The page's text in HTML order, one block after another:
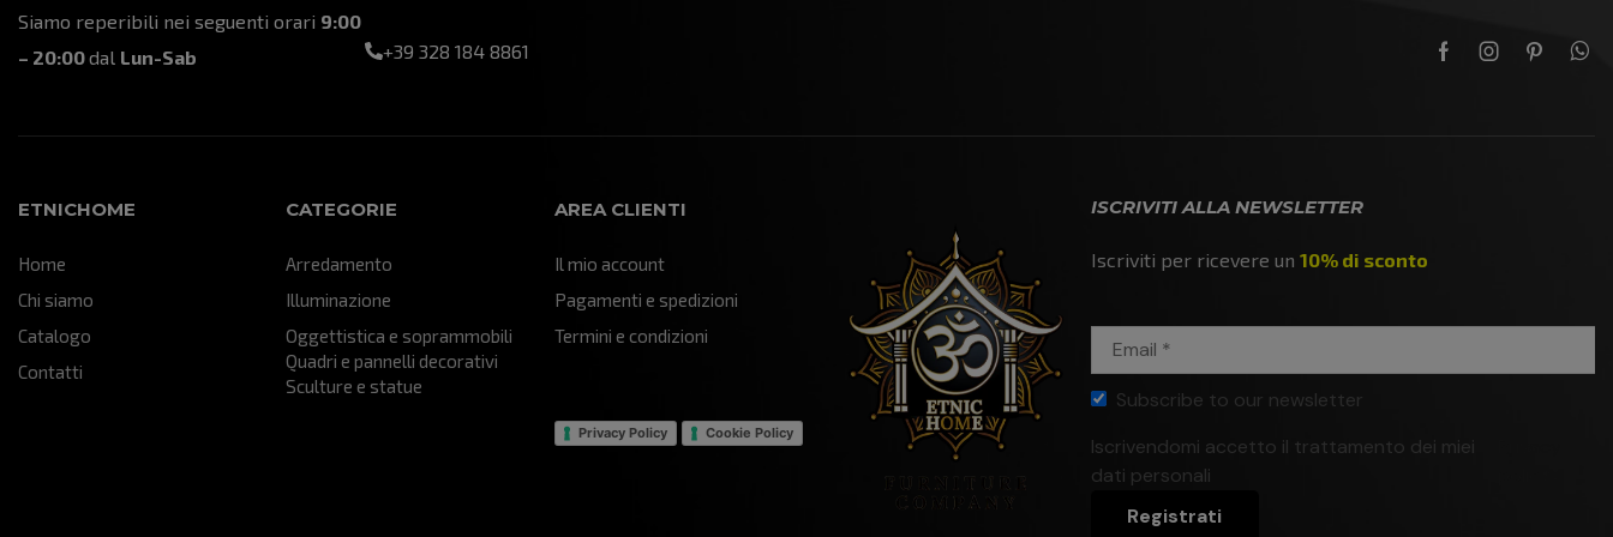
data la distanza oltretutto
componente d'arredo davvero
particolare che sta veramente
bene all'interno del mio "Salotto"
della mia attività...sono certo
che farà un figurone!!! grazie
mille...mi hai aiutato ad ultimare
un progetto che nasce da
lontano!!!
Siamo reperibili nei seguenti orari 9:00
– 20:00dal Lun-Sab +39 328 184 8861
ETNICHOME
Home
Chi siamo
Catalogo
Contatti
CATEGORIE
Arredamento
Illuminazione
Oggettistica e soprammobili
Quadri e pannelli decorativi
Sculture e statue
AREA CLIENTI
Il mio account
Pagamenti e spedizioni
Termini e condizioni
Privacy Policy Cookie Policy
ISCRIVITI ALLA NEWSLETTER
Iscriviti per ricevere un 10% di sconto
Subscribe to our newsletter
Iscrivendomi accetto il trattamento dei miei
dati personali
Registrati